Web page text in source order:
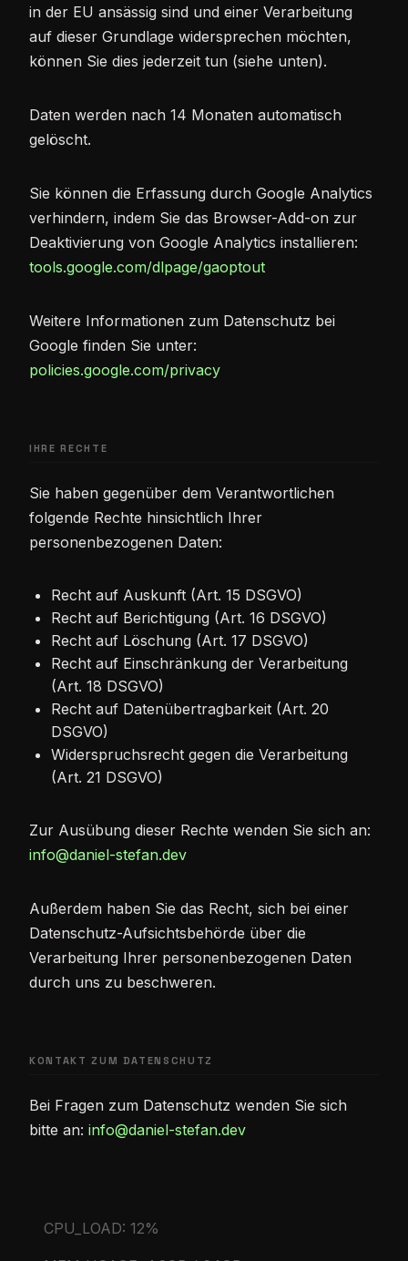
in der EU ansässig sind und einer Verarbeitung
auf dieser Grundlage widersprechen möchten,
können Sie dies jederzeit tun (siehe unten).
Daten werden nach 14 Monaten automatisch
gelöscht.
Sie können die Erfassung durch Google Analytics
verhindern, indem Sie das Browser-Add-on zur
Deaktivierung von Google Analytics installieren:
tools.google.com/dlpage/gaoptout
Weitere Informationen zum Datenschutz bei
Google finden Sie unter:
policies.google.com/privacy
IHRE RECHTE
Sie haben gegenüber dem Verantwortlichen
folgende Rechte hinsichtlich Ihrer
personenbezogenen Daten:
Recht auf Auskunft (Art. 15 DSGVO)
Recht auf Berichtigung (Art. 16 DSGVO)
Recht auf Löschung (Art. 17 DSGVO)
Recht auf Einschränkung der Verarbeitung
(Art. 18 DSGVO)
Recht auf Datenübertragbarkeit (Art. 20
DSGVO)
Widerspruchsrecht gegen die Verarbeitung
(Art. 21 DSGVO)
Zur Ausübung dieser Rechte wenden Sie sich an:
info@daniel-stefan.dev
Außerdem haben Sie das Recht, sich bei einer
Datenschutz-Aufsichtsbehörde über die
Verarbeitung Ihrer personenbezogenen Daten
durch uns zu beschweren.
KONTAKT ZUM DATENSCHUTZ
Bei Fragen zum Datenschutz wenden Sie sich
bitte an: info@daniel-stefan.dev
CPU_LOAD: 12%